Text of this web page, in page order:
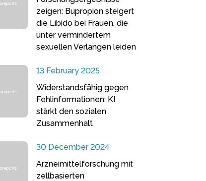
zeigen: Bupropion steigert
die Libido bei Frauen, die
unter vermindertem
sexuellen Verlangen leiden
13 February 2025
Widerstandsfähig gegen
Fehlinformationen: KI
stärkt den sozialen
Zusammenhalt
30 December 2024
Arzneimittelforschung mit
zellbasierten